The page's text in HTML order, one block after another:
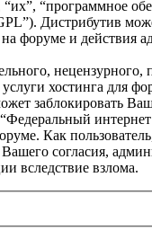
“программное
Дистрибутив
форуме и
хостинга
заблокировать
Как
согласия,
вследствие взлома.